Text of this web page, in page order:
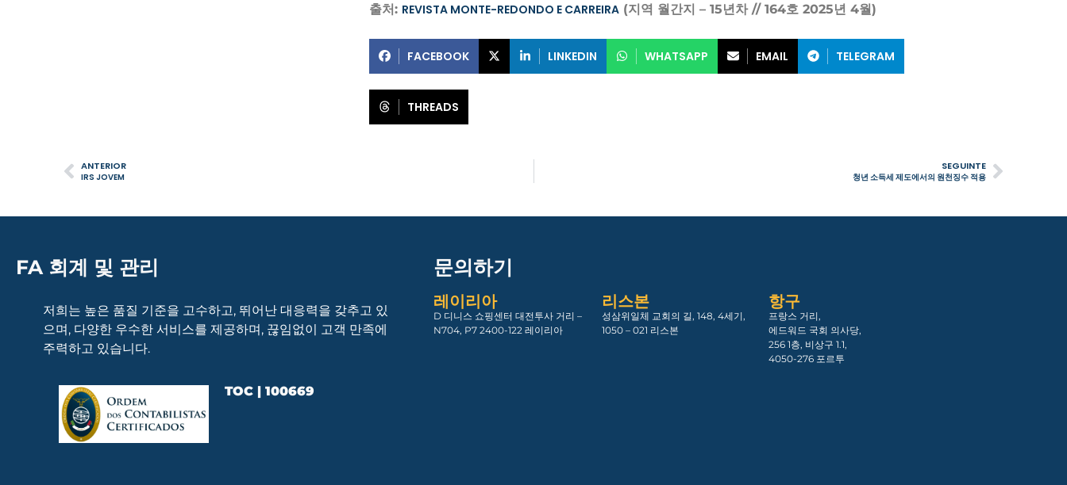
출처: REVISTA MONTE-REDONDO E CARREIRA (지역 월간지 – 15년차 // 164호 2025년 4월)
FACEBOOK LINKEDIN WHATSAPP EMAIL TELEGRAM
THREADS
ANTERIOR
IRS JOVEM
SEGUINTE
청년 소득세 제도에서의 원천징수 적용
FA 회계 및 관리
저희는 높은 품질 기준을 고수하고, 뛰어난 대응력을 갖추고 있
으며, 다양한 우수한 서비스를 제공하며, 끊임없이 고객 만족에
주력하고 있습니다.
TOC | 100669
문의하기
레이리아
D 디니스 쇼핑센터 대전투사 거리 –
N704, P7 2400-122 레이리아
리스본
성삼위일체 교회의 길, 148, 4세기,
1050 – 021 리스본
항구
프랑스 거리,
에드워드 국회 의사당,
256 1층, 비상구 1.1,
4050-276 포르투